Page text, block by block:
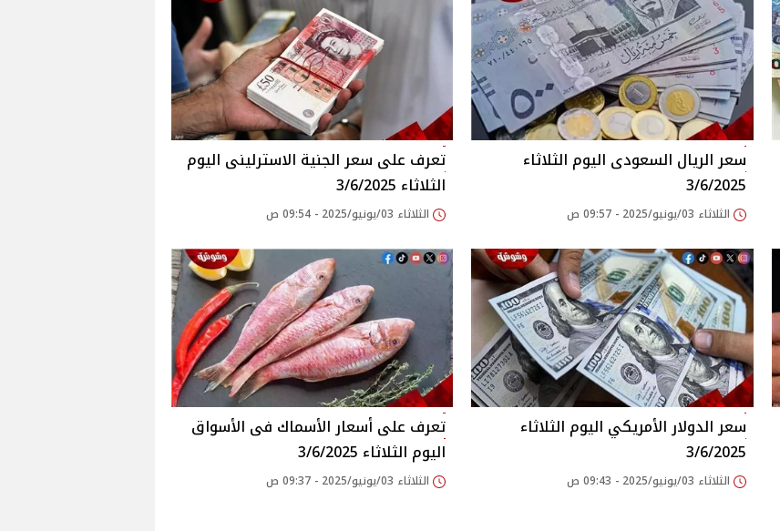
سعر الريال السعودى اليوم الثلاثاء
3/6/2025
الثلاثاء 03/يونيو/2025 - 09:57 ص
تعرف على سعر الجنية الاسترلينى اليوم
الثلاثاء 3/6/2025
الثلاثاء 03/يونيو/2025 - 09:54 ص
سعر الدولار الأمريكي اليوم الثلاثاء
3/6/2025
الثلاثاء 03/يونيو/2025 - 09:43 ص
اليوم الثلاثاء 3/6/2025
الثلاثاء 03/يونيو/2025 - 09:37 ص